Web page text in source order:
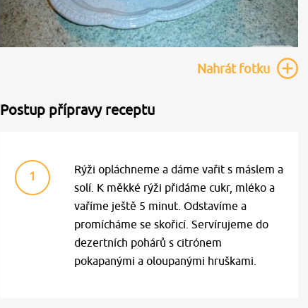
Nahrátfotku
Postup přípravy receptu
1
Rýži opláchneme a dáme vařit s máslem a
solí. K měkké rýži přidáme cukr, mléko a
vaříme ještě 5 minut. Odstavíme a
promícháme se skořicí. Servírujeme do
dezertních pohárů s citrónem
pokapanými a oloupanými hruškami.